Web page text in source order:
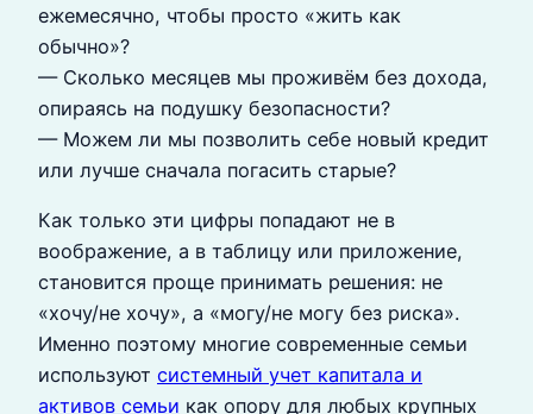
ежемесячно, чтобы просто «жить как
обычно»?
— Сколько месяцев мы проживём без дохода,
опираясь на подушку безопасности?
— Можем ли мы позволить себе новый кредит
или лучше сначала погасить старые?
Как только эти цифры попадают не в
воображение, а в таблицу или приложение,
становится проще принимать решения: не
«хочу/не хочу», а «могу/не могу без риска».
Именно поэтому многие современные семьи
используют системный учет капитала и
активов семьи как опору для любых крупных